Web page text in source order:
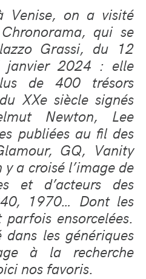
Venise, on a visité
qui se
Grassi, du 12
2024 : elle
de 400 trésors
XXe siècle signés
Newton, Lee
publiées au fil des
GQ, Vanity
a croisé l’image de
et d’acteurs des
1970… Dont les
ensorcelées.
les génériques
à la recherche
nos favoris.